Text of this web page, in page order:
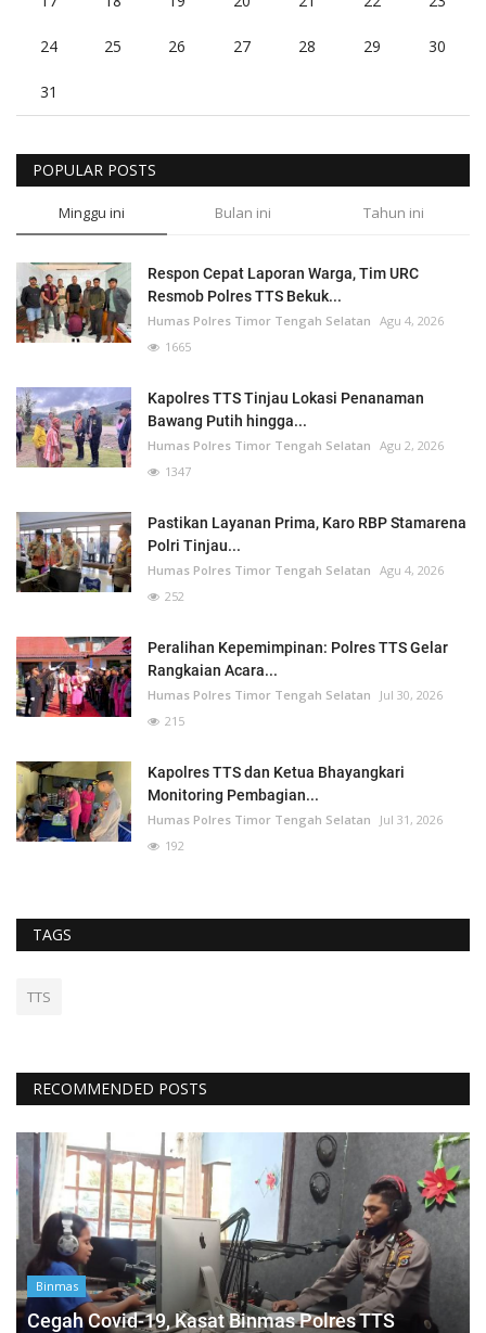
24 25 26 27 28 29 30
31
POPULAR POSTS
Minggu ini Bulan ini Tahun ini
Respon Cepat Laporan Warga, Tim URC
Resmob Polres TTS Bekuk...
Humas Polres Timor Tengah Selatan Agu 4, 2026
1665
Kapolres TTS Tinjau Lokasi Penanaman
Bawang Putih hingga...
Humas Polres Timor Tengah Selatan Agu 2, 2026
1347
Pastikan Layanan Prima, Karo RBP Stamarena
Polri Tinjau...
Humas Polres Timor Tengah Selatan Agu 4, 2026
252
Peralihan Kepemimpinan: Polres TTS Gelar
Rangkaian Acara...
Humas Polres Timor Tengah Selatan
Jul 30, 2026
215
Kapolres TTS dan Ketua Bhayangkari
Monitoring Pembagian...
Humas Polres Timor Tengah Selatan
Jul 31, 2026
192
TAGS
TTS
RECOMMENDED POSTS
Binmas
Cegah Covid-19, Kasat Binmas Polres TTS